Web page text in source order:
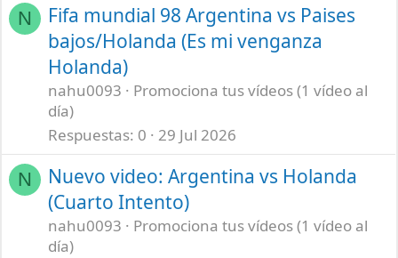
N
Fifa mundial 98 Argentina vs Paises
bajos/Holanda (Es mi venganza
Holanda)
nahu0093
Promociona tus vídeos (1 vídeo al
día)
Respuestas 0 29 Jul 2026
N
Nuevo video: Argentina vs Holanda
(Cuarto Intento)
nahu0093
Promociona tus vídeos (1 vídeo al
día)